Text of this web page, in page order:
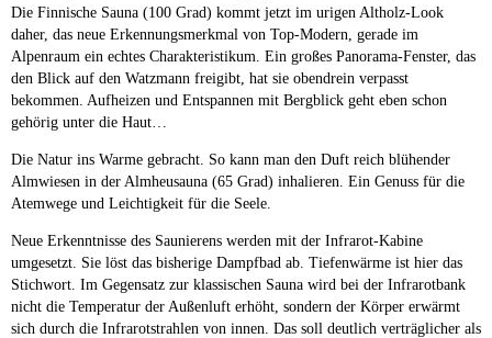
Die Finnische Sauna (100 Grad) kommt jetzt im urigen Altholz-Look
daher, das neue Erkennungsmerkmal von Top-Modern, gerade im
Alpenraum ein echtes Charakteristikum. Ein großes Panorama-Fenster, das
den Blick auf den Watzmann freigibt, hat sie obendrein verpasst
bekommen. Aufheizen und Entspannen mit Bergblick geht eben schon
gehörig unter die Haut…
Die Natur ins Warme gebracht. So kann man den Duft reich blühender
Almwiesen in der Almheusauna (65 Grad) inhalieren. Ein Genuss für die
Atemwege und Leichtigkeit für die Seele.
Neue Erkenntnisse des Saunierens werden mit der Infrarot-Kabine
umgesetzt. Sie löst das bisherige Dampfbad ab. Tiefenwärme ist hier das
Stichwort. Im Gegensatz zur klassischen Sauna wird bei der Infrarotbank
nicht die Temperatur der Außenluft erhöht, sondern der Körper erwärmt
sich durch die Infrarotstrahlen von innen. Das soll deutlich verträglicher als